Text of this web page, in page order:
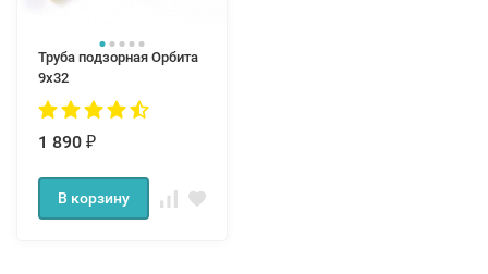
Труба подзорная Орбита
9x32
1 890 ₽
В корзину